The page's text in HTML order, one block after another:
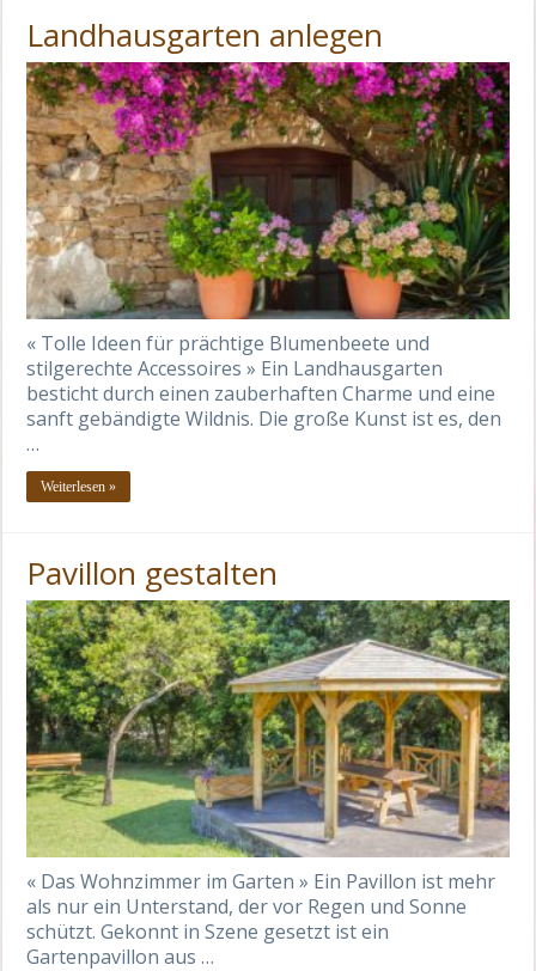
Landhausgarten anlegen
« Tolle Ideen für prächtige Blumenbeete und
stilgerechte Accessoires » Ein Landhausgarten
besticht durch einen zauberhaften Charme und eine
sanft gebändigte Wildnis. Die große Kunst ist es, den
…
Weiterlesen »
Pavillon gestalten
« Das Wohnzimmer im Garten » Ein Pavillon ist mehr
als nur ein Unterstand, der vor Regen und Sonne
schützt. Gekonnt in Szene gesetzt ist ein
Gartenpavillon aus …